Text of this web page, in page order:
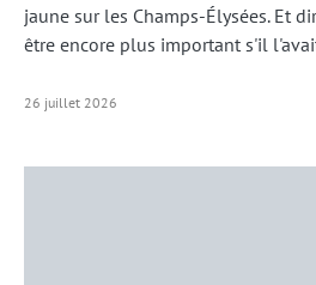
jaune sur les Champs-Élysées. Et
être encore plus important s'il
26 juillet 2026